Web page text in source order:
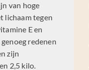
van hoge
lichaam tegen
E en
redenen
zijn
2,5 kilo.